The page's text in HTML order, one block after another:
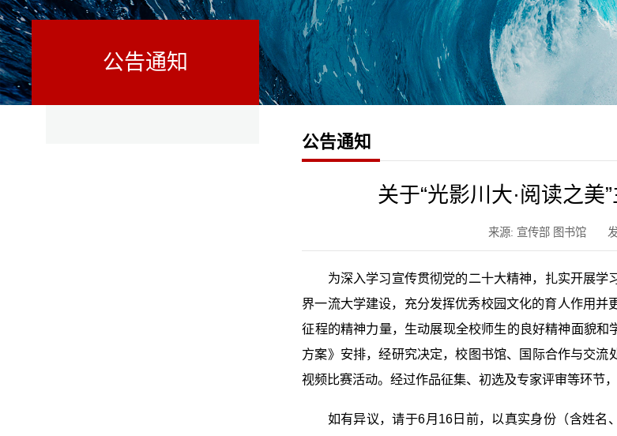
公告通知
公告通知
关于“光影川大·阅读之
来源: 宣传部 图书馆
为深入学习宣传贯彻党的二十大精神，扎实开展
界一流大学建设，充分发挥优秀校园文化的育人作用
征程的精神力量，生动展现全校师生的良好精神面貌和
方案》安排，经研究决定，校图书馆、国际合作与交流
视频比赛活动。经过作品征集、初选及专家评审等环节
如有异议，请于6月16日前，以真实身份（含姓名